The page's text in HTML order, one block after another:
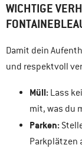
WICHTIGE
Damit dein
und respektvoll
Müll: Lass
mit, was du
Parken:
Parkplätzen